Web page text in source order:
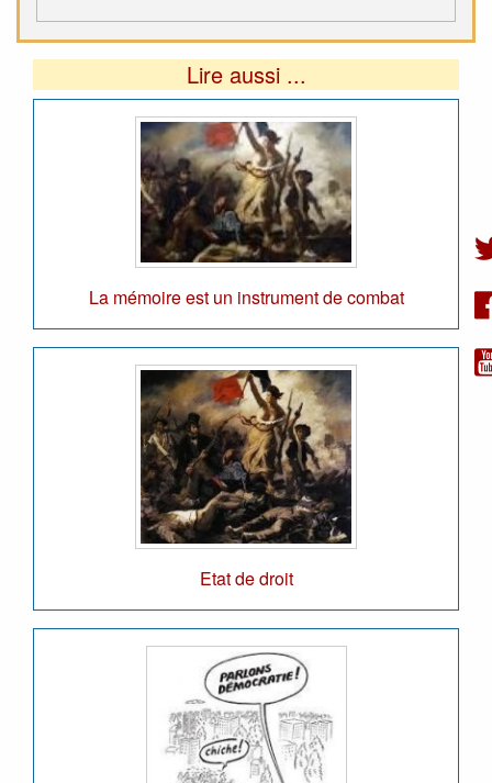
Lire aussi ...
La mémoire est un instrument de combat
Etat de droit